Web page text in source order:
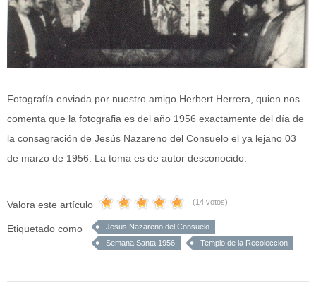
Fotografía enviada por nuestro amigo Herbert Herrera, quien nos
comenta que la fotografia es del año 1956 exactamente del día de
la consagración de Jesús Nazareno del Consuelo el ya lejano 03
de marzo de 1956. La toma es de autor desconocido.
Valora este artículo (14 votos)
Etiquetado como
Jesus Nazareno del Consuelo
Semana Santa 1956
Templo de la Recoleccion